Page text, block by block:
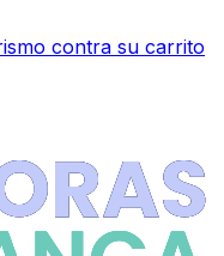
contra su carrito